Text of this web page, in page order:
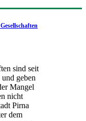
sind seit
geben
Mangel
nicht
Pirna
dem